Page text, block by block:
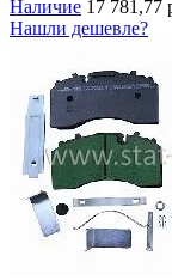
Наличие 17 781,77
Нашли дешевле?